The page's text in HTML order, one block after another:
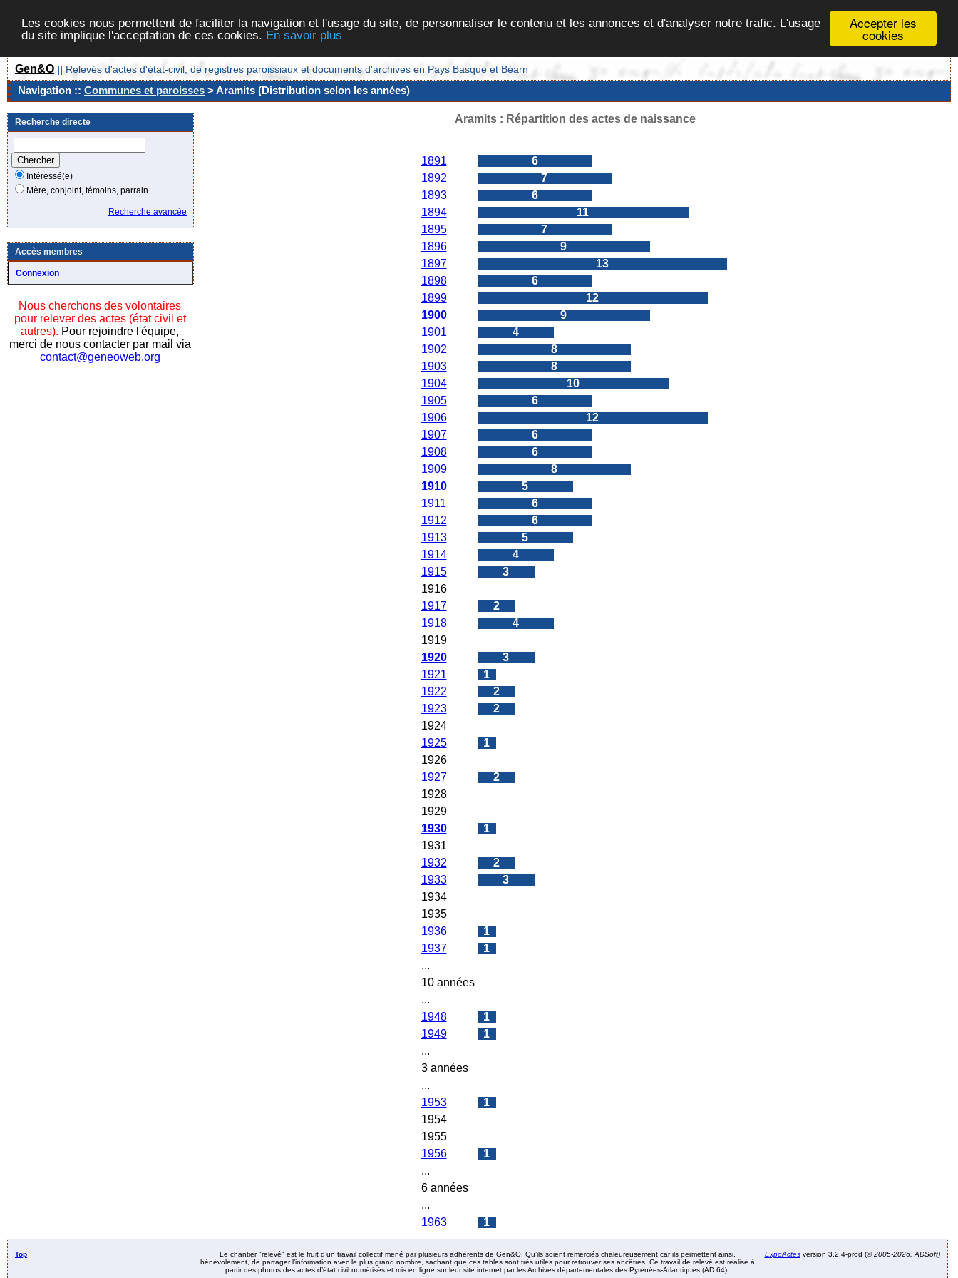
Accepter les
cookies
Les cookies nous permettent de faciliter la navigation et l'usage du site, de personnaliser le contenu et les annonces et d'analyser notre trafic. L'usage
du site implique l'acceptation de ces cookies. En savoir plus
Gen&O || Relevés d'actes d'état-civil, de registres paroissiaux et documents d'archives en Pays Basque et Béarn
Navigation :: Communes et paroisses > Aramits (Distribution selon les années)
Recherche directe
Intéressé(e)
Mère, conjoint, témoins, parrain...
Recherche avancée
Accès membres
Connexion
Nous cherchons des volontaires
pour relever des actes (état civil et
autres). Pour rejoindre l'équipe,
merci de nous contacter par mail via
contact@geneoweb.org
Aramits : Répartition des actes de naissance
1891
6
1892
7
1893
6
1894
11
1895
7
1896
9
1897
13
1898
6
1899
12
1900
9
1901
4
1902
8
1903
8
1904
10
1905
6
1906
12
1907
6
1908
6
1909
8
1910
5
1911
6
1912
6
1913
5
1914
4
1915
3
1916
1917
2
1918
4
1919
1920
3
1921
1
1922
2
1923
2
1924
1925
1
1926
1927
2
1928
1929
1930
1
1931
1932
2
1933
3
1934
1935
1936
1
1937
1
...
10 années
...
1948
1
1949
1
...
3 années
...
1953
1
1954
1955
1956
1
...
6 années
...
1963
1
Top
Le chantier "relevé" est le fruit d’un travail collectif mené par plusieurs adhérents de Gen&O. Qu’ils soient remerciés chaleureusement car ils permettent ainsi,
bénévolement, de partager l’information avec le plus grand nombre, sachant que ces tables sont très utiles pour retrouver ses ancêtres. Ce travail de relevé est réalisé à
partir des photos des actes d’état civil numérisés et mis en ligne sur leur site internet par les Archives départementales des Pyrénées-Atlantiques (AD 64).
ExpoActesversion 3.2.4-prod (©2005-2026, ADSoft)